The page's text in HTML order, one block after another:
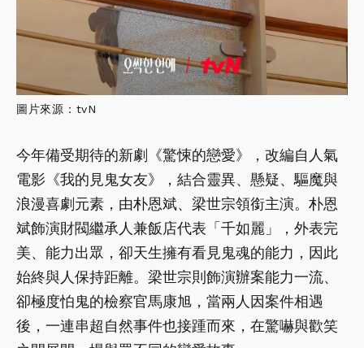
圖片來源：tvN
今年備受期待的新劇《驚悚的戀愛》，改編自人氣
電影《我的見鬼女友》，結合靈異、懸疑、驅魔與
浪漫喜劇元素，由朴恩斌、梁世宗領銜主演。朴恩
斌飾演財閥繼承人兼飯店代表「千如麗」，外表完
美、能力出眾，卻天生擁有看見鬼魂的能力，因此
始終與人保持距離。梁世宗則飾演辦案能力一流、
卻極度怕鬼的檢察官馬康旭，當兩人因案件相遇
後，一連串超自然事件也接踵而來，在驚嚇與歡笑